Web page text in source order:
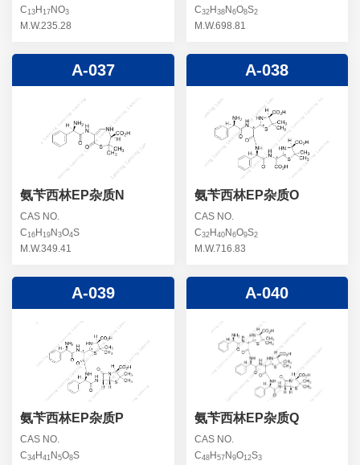
头孢西丁杂质
头孢卡品酯杂质
头孢唑肟杂质
林可霉素杂质
C13 H 17 NO3
M.W.235.28
C32H 38N 6O8S2
M.W.698.81
A-037
氨苄西林EP杂质N
CAS NO.
C16 H 19 N 3O4S
M.W.349.41
A-038
氨苄西林EP杂质O
CAS NO.
C32H 40N 6O9S2
M.W.716.83
A-039
氨苄西林EP杂质P
CAS NO.
C34 H 41 N 5O8S
A-040
氨苄西林EP杂质Q
CAS NO.
C48H 57N 9O12S3